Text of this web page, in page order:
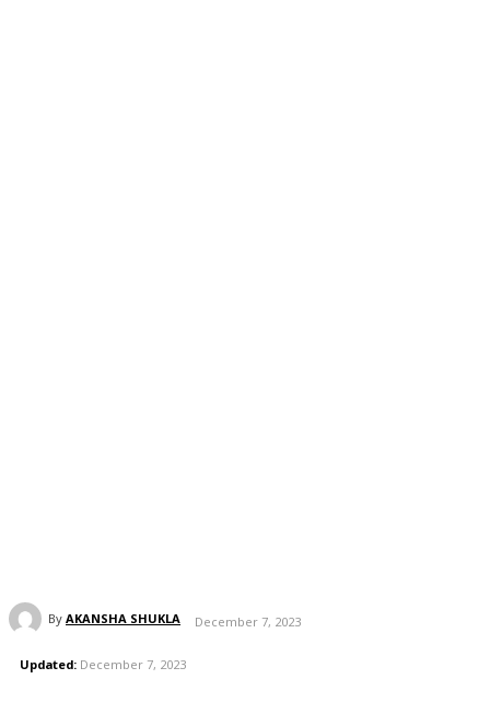
By AKANSHA SHUKLA December 7, 2023
Updated: December 7, 2023